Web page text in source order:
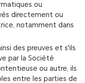
ou
directement ou
notamment dans
des preuves et s'ils
par la Société
ou autre, ils
entre les parties de